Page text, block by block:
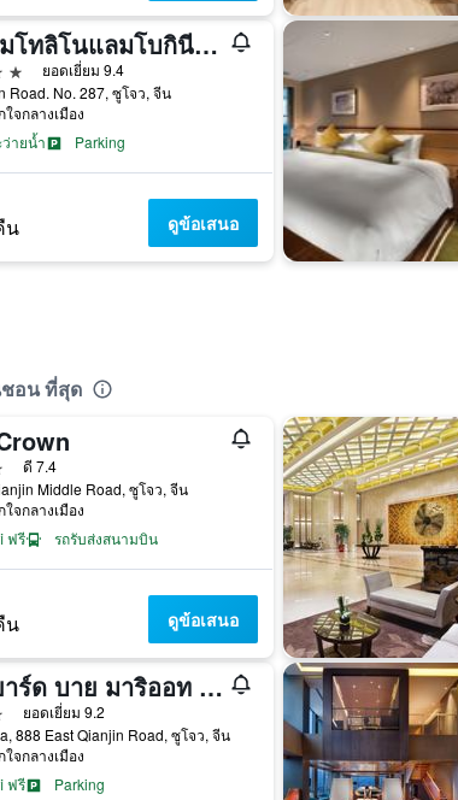
โรงแรมโทลิโนแลมโบกินี กลางเมืองคุนชาน
ยอดเยี่ยม 9.4
Road. No. 287, ซูโจว, จีน
จกลางเมือง
ว่ายน้ำ
Parking
น ดูข้อเสนอ
อน ที่สุด
ดี 7.4
Middle Road, ซูโจว, จีน
จกลางเมือง
ฟรี
รถรับส่งสนามบิน
น ดูข้อเสนอ
คอร์ทยาร์ด บาย มาริออท ขูฉาน
ยอดเยี่ยม 9.2
888 East Qianjin Road, ซูโจว, จีน
จกลางเมือง
ฟรี
Parking